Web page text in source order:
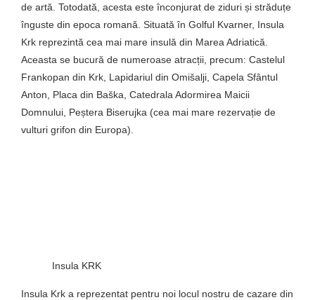
de artă. Totodată, acesta este înconjurat de ziduri și străduțe
înguste din epoca romană. Situată în Golful Kvarner, Insula
Krk reprezintă cea mai mare insulă din Marea Adriatică.
Aceasta se bucură de numeroase atracții, precum: Castelul
Frankopan din Krk, Lapidariul din Omišalji, Capela Sfântul
Anton, Placa din Baška, Catedrala Adormirea Maicii
Domnului, Peștera Biserujka (cea mai mare rezervație de
vulturi grifon din Europa).
Insula KRK
Insula Krk a reprezentat pentru noi locul nostru de cazare din